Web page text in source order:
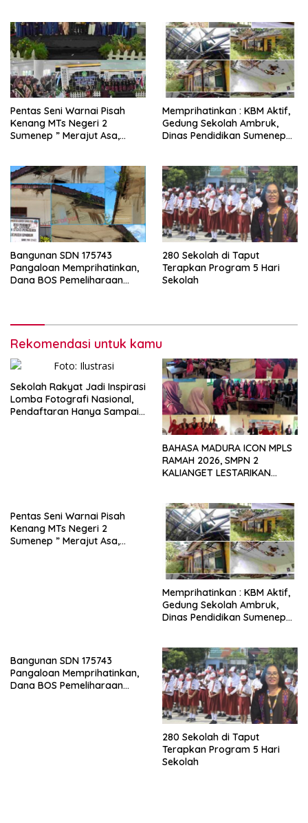
Pentas Seni Warnai Pisah
Kenang MTs Negeri 2
Sumenep ” Merajut Asa,
Memprihatinkan : KBM Aktif,
Gedung Sekolah Ambruk,
Dinas Pendidikan Sumenep
Bangunan SDN 175743
Pangaloan Memprihatinkan,
Dana BOS Pemeliharaan
280 Sekolah di Taput
Terapkan Program 5 Hari
Sekolah
Rekomendasi untuk kamu
Sekolah Rakyat Jadi Inspirasi
Lomba Fotografi Nasional,
Pendaftaran Hanya Sampai
BAHASA MADURA ICON MPLS
RAMAH 2026, SMPN 2
KALIANGET LESTARIKAN
Pentas Seni Warnai Pisah
Kenang MTs Negeri 2
Sumenep ” Merajut Asa,
Memprihatinkan : KBM Aktif,
Gedung Sekolah Ambruk,
Dinas Pendidikan Sumenep
Bangunan SDN 175743
Pangaloan Memprihatinkan,
Dana BOS Pemeliharaan
280 Sekolah di Taput
Terapkan Program 5 Hari
Sekolah